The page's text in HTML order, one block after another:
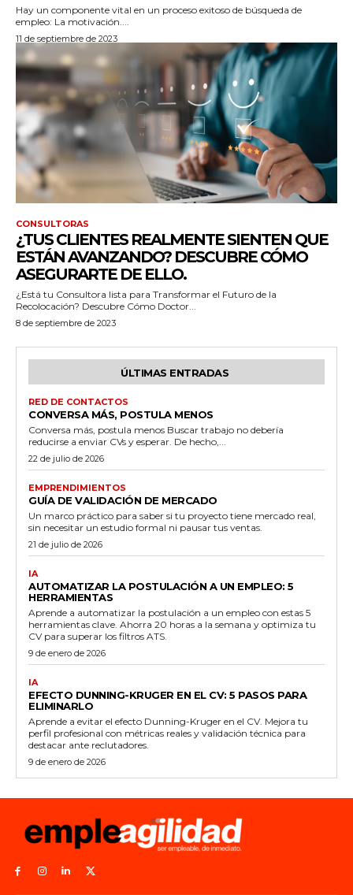
Hay un componente vital en un proceso exitoso de búsqueda de
empleo: La motivación....
11 de septiembre de 2023
CONSULTORAS
¿TUS CLIENTES REALMENTE SIENTEN QUE
ESTÁN AVANZANDO? DESCUBRE CÓMO
ASEGURARTE DE ELLO.
¿Está tu Consultora lista para Transformar el Futuro de la
Recolocación? Descubre Cómo Doctor...
8 de septiembre de 2023
ÚLTIMAS ENTRADAS
RED DE CONTACTOS
CONVERSA MÁS, POSTULA MENOS
Conversa más, postula menos Buscar trabajo no debería
reducirse a enviar CVs y esperar. De hecho,...
22 de julio de 2026
EMPRENDIMIENTOS
GUÍA DE VALIDACIÓN DE MERCADO
Un marco práctico para saber si tu proyecto tiene mercado real,
sin necesitar un estudio formal ni pausar tus ventas.
21 de julio de 2026
IA
AUTOMATIZAR LA POSTULACIÓN A UN EMPLEO: 5
HERRAMIENTAS
Aprende a automatizar la postulación a un empleo con estas 5
herramientas clave. Ahorra 20 horas a la semana y optimiza tu
CV para superar los filtros ATS.
9 de enero de 2026
IA
EFECTO DUNNING-KRUGER EN EL CV: 5 PASOS PARA
ELIMINARLO
Aprende a evitar el efecto Dunning-Kruger en el CV. Mejora tu
perfil profesional con métricas reales y validación técnica para
destacar ante reclutadores.
9 de enero de 2026